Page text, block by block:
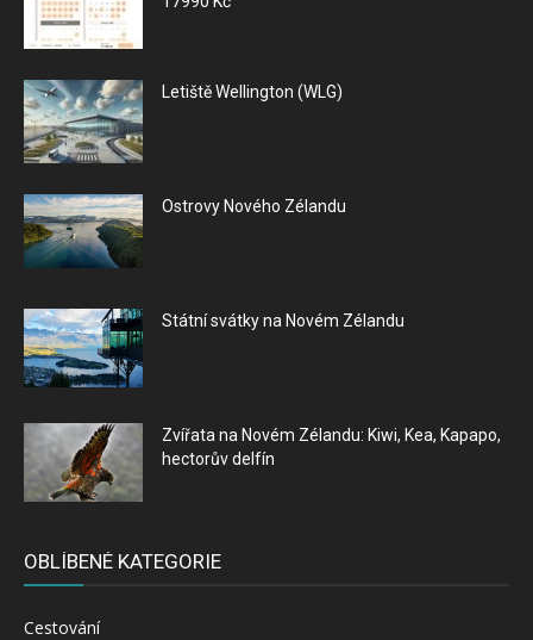
Letiště Wellington (WLG)
Ostrovy Nového Zélandu
Státní svátky na Novém Zélandu
Zvířata na Novém Zélandu: Kiwi, Kea, Kapapo,
hectorův delfín
OBLÍBENÉ KATEGORIE
Cestování